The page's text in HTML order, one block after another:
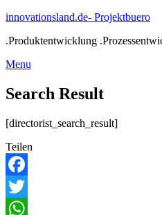
Skip
content
innovationsland.de- Projektbuero
.Produktentwicklung
Menu
Search Result
[directorist_search_result]
Teilen
Facebook
Twitter